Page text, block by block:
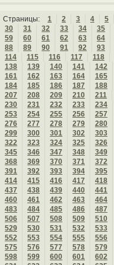
Страницы: 1 2 3 4 5
30
31 32 33 34 35
59
60 61 62 63 64
88
89 90 91 92 93
114
115 116 117 118
138
139 140 141 142
161
162 163 164 165
184
185 186 187 188
207
208 209 210 211
230
231 232 233 234
253
254 255 256 257
276
277 278 279 280
299
300 301 302 303
322
323 324 325 326
345
346 347 348 349
368
369 370 371 372
391
392 393 394 395
414
415 416 417 418
437
438 439 440 441
460
461 462 463 464
483
484 485 486 487
506
507 508 509 510
529
530 531 532 533
552
553 554 555 556
575
576 577 578 579
598
599 600 601 602